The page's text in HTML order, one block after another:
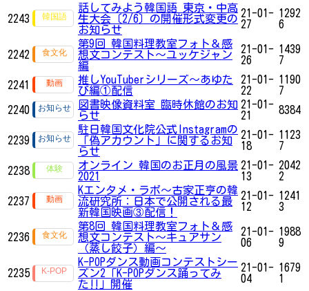
2243
話してみよう韓国語 東京・中高
生大会〔2/6〕の開催形式変更の
お知らせ
21-01-
27
1292
6
2242
第9回 韓国料理教室フォト＆感
想文コンテスト～ユッケジャン
編
21-01-
26
1439
7
2241
推しYouTuberシリーズ〜あゆた
び編①配信
21-01-
22
1190
7
2240
図書映像資料室 臨時休館のお知
らせ
21-01-
21
8384
2239
駐日韓国文化院公式Instagramの
「偽アカウント」に関するお知
らせ
21-01-
18
1123
7
2238
オンライン 韓国のお正月の風景
2021
21-01-
13
2042
2
2237
Kエンタメ・ラボ～古家正亨の韓
流研究所：日本で公開される最
新韓国映画③配信！
21-01-
12
1241
3
2236
第8回 韓国料理教室フォト＆感
想文コンテスト～キュアサン
（蒸し餃子）編～
21-01-
06
1988
9
2235
K-POPダンス動画コンテストシー
ズン2「K-POPダンス踊ってみ
た‼」開催
21-01-
04
1679
1